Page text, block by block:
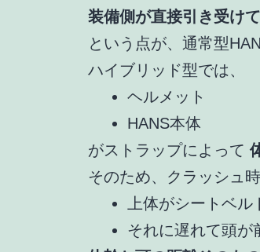
装備側が直接引き受け
という点が、通常型
ハイブリッド型では、
ヘルメット
HANS本体
がストラップによって
そのため、クラッシュ
上体がシートベ
それに遅れて頭が